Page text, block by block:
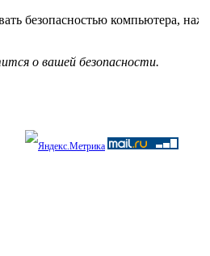
безопасностью компьютера,
о вашей безопасности.